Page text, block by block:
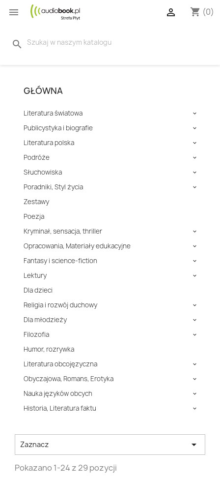
 shopping_cart (0)

search
GŁÓWNA
Literatura światowa 
Publicystyka i biografie 
Literatura polska 
Podróże 
Słuchowiska 
Poradniki, Styl życia 
Zestawy
Poezja
Kryminał, sensacja, thriller

Opracowania, Materiały edukacyjne 
Fantasy i science-fiction 
Lektury 
Dla dzieci
Religia i rozwój duchowy

Dla młodzieży 
Filozofia 
Humor, rozrywka
Literatura obcojęzyczna

Obyczajowa, Romans, Erotyka 
Nauka języków obcych 
Historia, Literatura faktu 
Zaznacz 
Pokazano 1-24 z 29 pozycji